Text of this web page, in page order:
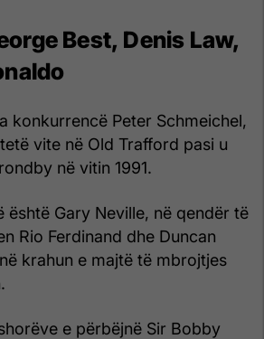
Best, Denis Law,
konkurrencë Peter Schmeichel,
vite në Old Trafford pasi u
në vitin 1991.
është Gary Neville, në qendër të
Rio Ferdinand dhe Duncan
krahun e majtë të mbrojtjes
e përbëjnë Sir Bobby